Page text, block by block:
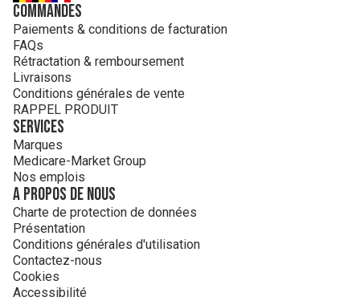
Commandes
Paiements & conditions de facturation
FAQs
Rétractation & remboursement
Livraisons
Conditions générales de vente
RAPPEL PRODUIT
Services
Marques
Medicare-Market Group
Nos emplois
A propos de nous
Charte de protection de données
Présentation
Conditions générales d'utilisation
Contactez-nous
Cookies
Accessibilité